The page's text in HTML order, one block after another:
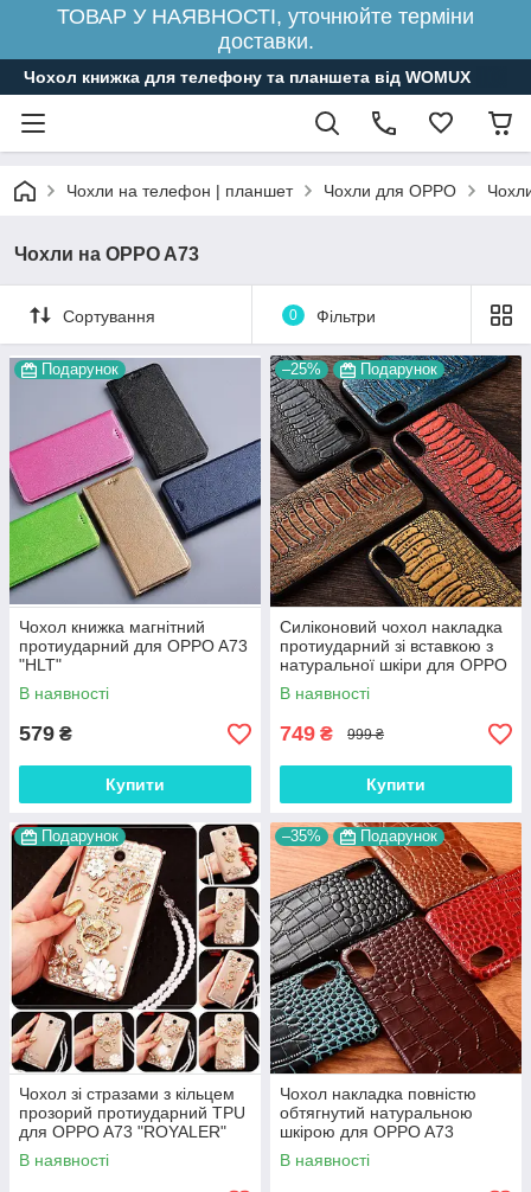
ТОВАР У НАЯВНОСТІ, уточнюйте терміни
доставки.
Чохол книжка для телефону та планшета від WOMUX
Чохли на телефон | планшет Чохли для OPPO
Чохли на OPPO A73
Сортування 0 Фільтри
Подарунок
Чохол книжка магнітний
протиударний для OPPO A73
"HLT"
В наявності
579 ₴
Купити
–25% Подарунок
Силіконовий чохол накладка
протиударний зі вставкою з
натуральної шкіри для OPPO
A73 "GENUINE"
В наявності
749 ₴ 999 ₴
Купити
Подарунок
Чохол зі стразами з кільцем
прозорий протиударний TPU
для OPPO A73 "ROYALER"
В наявності
–35% Подарунок
Чохол накладка повністю
обтягнутий натуральною
шкірою для OPPO A73
"SIGNATURE"
В наявності